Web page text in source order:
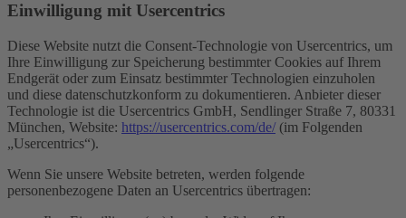
Einwilligung mit Usercentrics
Diese Website nutzt die Consent-Technologie von Usercentrics, um
Ihre Einwilligung zur Speicherung bestimmter Cookies auf Ihrem
Endgerät oder zum Einsatz bestimmter Technologien einzuholen
und diese datenschutzkonform zu dokumentieren. Anbieter dieser
Technologie ist die Usercentrics GmbH, Sendlinger Straße 7, 80331
München, Website: https://usercentrics.com/de/ (im Folgenden
„Usercentrics“).
Wenn Sie unsere Website betreten, werden folgende
personenbezogene Daten an Usercentrics übertragen: